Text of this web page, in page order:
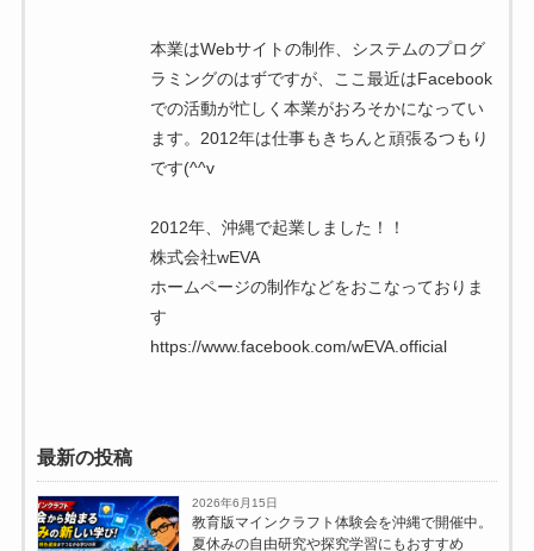
本業はWebサイトの制作、システムのプログ
ラミングのはずですが、ここ最近はFacebook
での活動が忙しく本業がおろそかになってい
ます。2012年は仕事もきちんと頑張るつもり
です(^^v
2012年、沖縄で起業しました！！
株式会社wEVA
ホームページの制作などをおこなっておりま
す
https://www.facebook.com/wEVA.official
最新の投稿
2026年6月15日
教育版マインクラフト体験会を沖縄で開催中。
夏休みの自由研究や探究学習にもおすすめ